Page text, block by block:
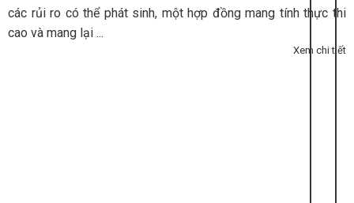
các rủi ro có thể phát sinh, một hợp đồng mang tính thực thi
cao và mang lại ...
Xem chi tiết